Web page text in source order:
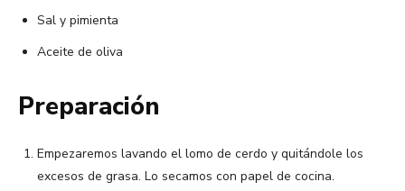
Sal y pimienta
Aceite de oliva
Preparación
Empezaremos lavando el lomo de cerdo y quitándole los
excesos de grasa. Lo secamos con papel de cocina.